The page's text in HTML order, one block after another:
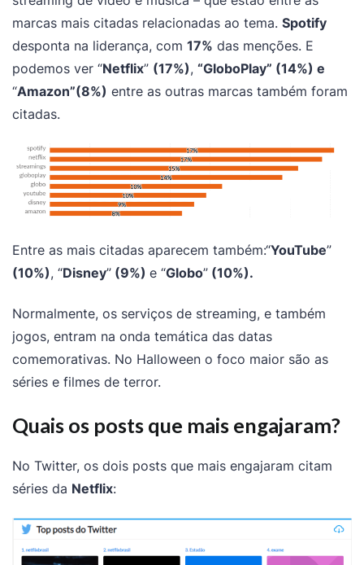
marcas mais citadas relacionadas ao tema. Spotify
desponta na liderança, com 17% das menções. E
podemos ver “Netflix” (17%), “GloboPlay” (14%) e
“Amazon”(8%) entre as outras marcas também foram
citadas.
Entre as mais citadas aparecem também:“YouTube”
(10%), “Disney” (9%) e “Globo” (10%).
Normalmente, os serviços de streaming, e também
jogos, entram na onda temática das datas
comemorativas. No Halloween o foco maior são as
séries e filmes de terror.
Quais os posts que mais engajaram?
No Twitter, os dois posts que mais engajaram citam
séries da Netflix: